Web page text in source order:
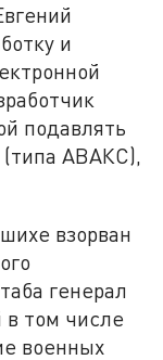
и
подавлять
АВАКС),
взорван
генерал
том числе
военных